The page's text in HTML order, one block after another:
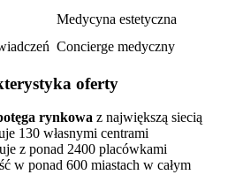
Medycyna estetyczna
Concierge medyczny
oferty
rynkowa z największą siecią
130 własnymi centrami
z ponad 2400 placówkami
w ponad 600 miastach w całym